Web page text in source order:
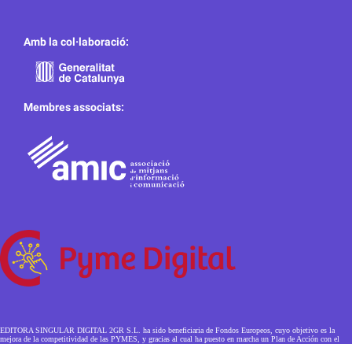
Amb la col·laboració:
Membres associats:
EDITORA SINGULAR DIGITAL 2GR S.L. ha sido beneficiaria de Fondos Europeos, cuyo objetivo es la
mejora de la competitividad de las PYMES, y gracias al cual ha puesto en marcha un Plan de Acción con el